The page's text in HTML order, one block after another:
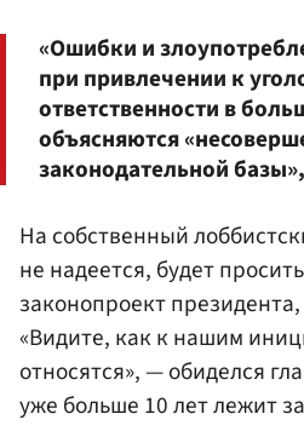
«Ошибки и
при привлечении к
ответственности в
объясняются
законодательной
На собственный
не надеется, будет
законопроект
«Видите, как к нашим
относятся», — обиделся
уже больше 10 лет лежит